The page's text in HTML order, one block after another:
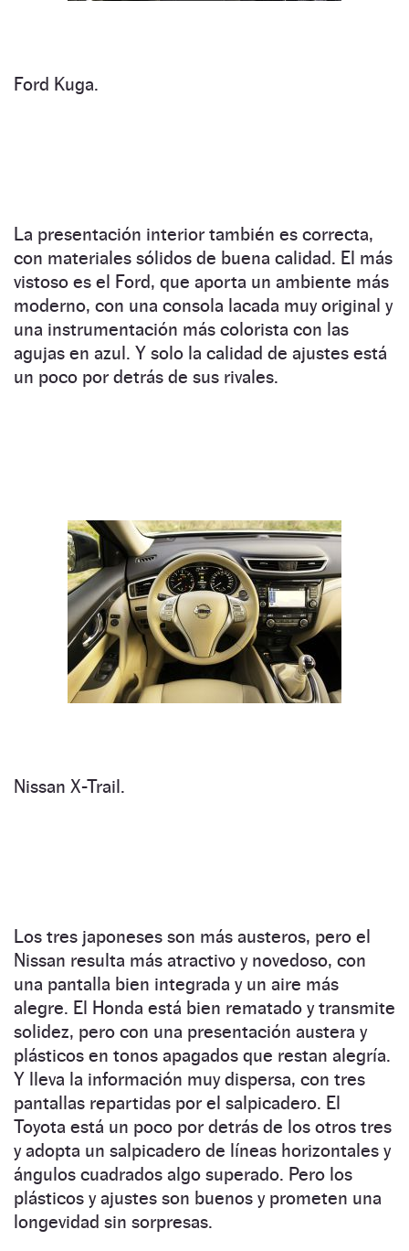
Ford Kuga.
La presentación interior también es correcta,
con materiales sólidos de buena calidad. El más
vistoso es el Ford, que aporta un ambiente más
moderno, con una consola lacada muy original y
una instrumentación más colorista con las
agujas en azul. Y solo la calidad de ajustes está
un poco por detrás de sus rivales.
Nissan X-Trail.
Los tres japoneses son más austeros, pero el
Nissan resulta más atractivo y novedoso, con
una pantalla bien integrada y un aire más
alegre. El Honda está bien rematado y transmite
solidez, pero con una presentación austera y
plásticos en tonos apagados que restan alegría.
Y lleva la información muy dispersa, con tres
pantallas repartidas por el salpicadero. El
Toyota está un poco por detrás de los otros tres
y adopta un salpicadero de líneas horizontales y
ángulos cuadrados algo superado. Pero los
plásticos y ajustes son buenos y prometen una
longevidad sin sorpresas.